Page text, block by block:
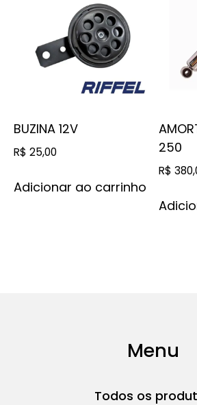
BUZINA 12V
R$ 25,00
Adicionar ao carrinho
250
R$
Menu
Todos os